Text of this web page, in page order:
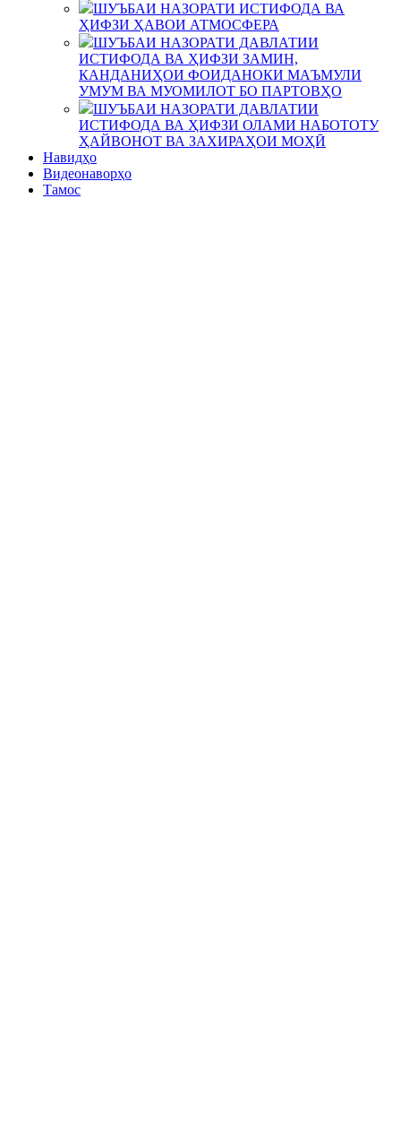
ШУЪБАИ НАЗОРАТИ ИСТИФОДА ВА
ҲИФЗИ ҲАВОИ АТМОСФЕРА
ШУЪБАИ НАЗОРАТИ ДАВЛАТИИ
ИСТИФОДА ВА ҲИФЗИ ЗАМИН,
КАНДАНИҲОИ ФОИДАНОКИ МАЪМУЛИ
УМУМ ВА МУОМИЛОТ БО ПАРТОВҲО
ШУЪБАИ НАЗОРАТИ ДАВЛАТИИ
ИСТИФОДА ВА ҲИФЗИ ОЛАМИ НАБОТОТУ
ҲАЙВОНОТ ВА ЗАХИРАҲОИ МОҲӢ
Навидҳо
Видеонаворҳо
Тамос